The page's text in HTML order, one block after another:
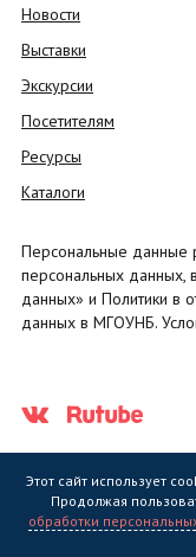
Новости
Выставки
Экскурсии
Посетителям
Ресурсы
Каталоги
Персональные данные
персональных данных,
данных» и Политики в
данных в МГОУНБ.
Государственное
Этот сайт использует
Продолжая
обработки